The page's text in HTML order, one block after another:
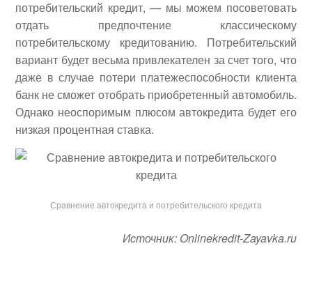
потребительский кредит, — мы можем посоветовать
отдать предпочтение классическому
потребительскому кредитованию. Потребительский
вариант будет весьма привлекателен за счет того, что
даже в случае потери платежеспособности клиента
банк не сможет отобрать приобретенный автомобиль.
Однако неоспоримым плюсом автокредита будет его
низкая процентная ставка.
Сравнение автокредита и потребительского кредита
Источник: Onlinekredit-Zayavka.ru